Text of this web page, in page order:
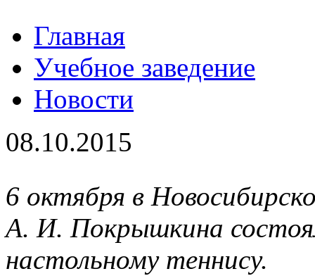
Главная
Учебное заведение
Новости
08.10.2015
6 октября в
А. И. Покрышкина
настольному теннису.